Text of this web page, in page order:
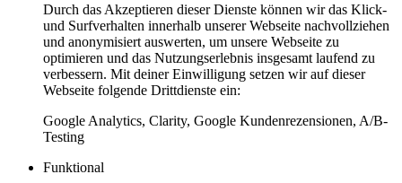
Durch das Akzeptieren dieser Dienste können wir das Klick-
und Surfverhalten innerhalb unserer Webseite nachvollziehen
und anonymisiert auswerten, um unsere Webseite zu
optimieren und das Nutzungserlebnis insgesamt laufend zu
verbessern. Mit deiner Einwilligung setzen wir auf dieser
Webseite folgende Drittdienste ein:
Google Analytics, Clarity, Google Kundenrezensionen, A/B-
Testing
Funktional